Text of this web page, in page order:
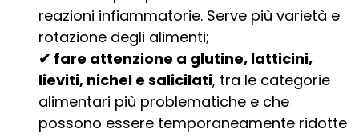
reazioni infiammatorie. Serve più varietà e
rotazione degli alimenti;
✔ fare attenzione a glutine, latticini,
lieviti, nichel e salicilati, tra le categorie
alimentari più problematiche e che
possono essere temporaneamente ridotte